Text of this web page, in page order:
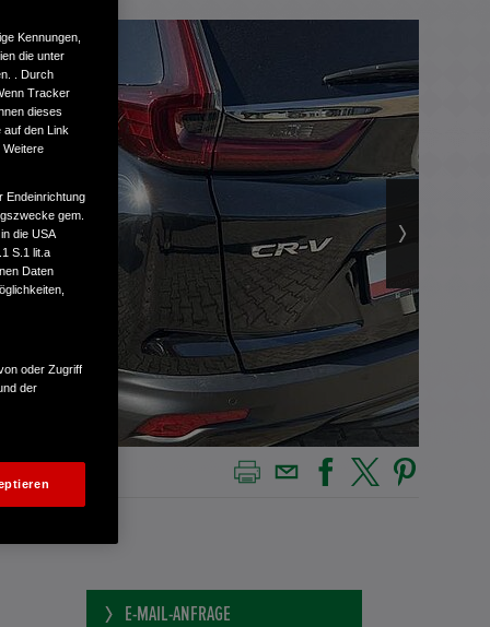
E-MAIL-ANFRAGE
Kennungen,
die unter
. Durch
Tracker
dieses
auf den Link
Weitere
Endeinrichtung
gem.
die USA
S.1 lit.a
Daten
oder Zugriff
der